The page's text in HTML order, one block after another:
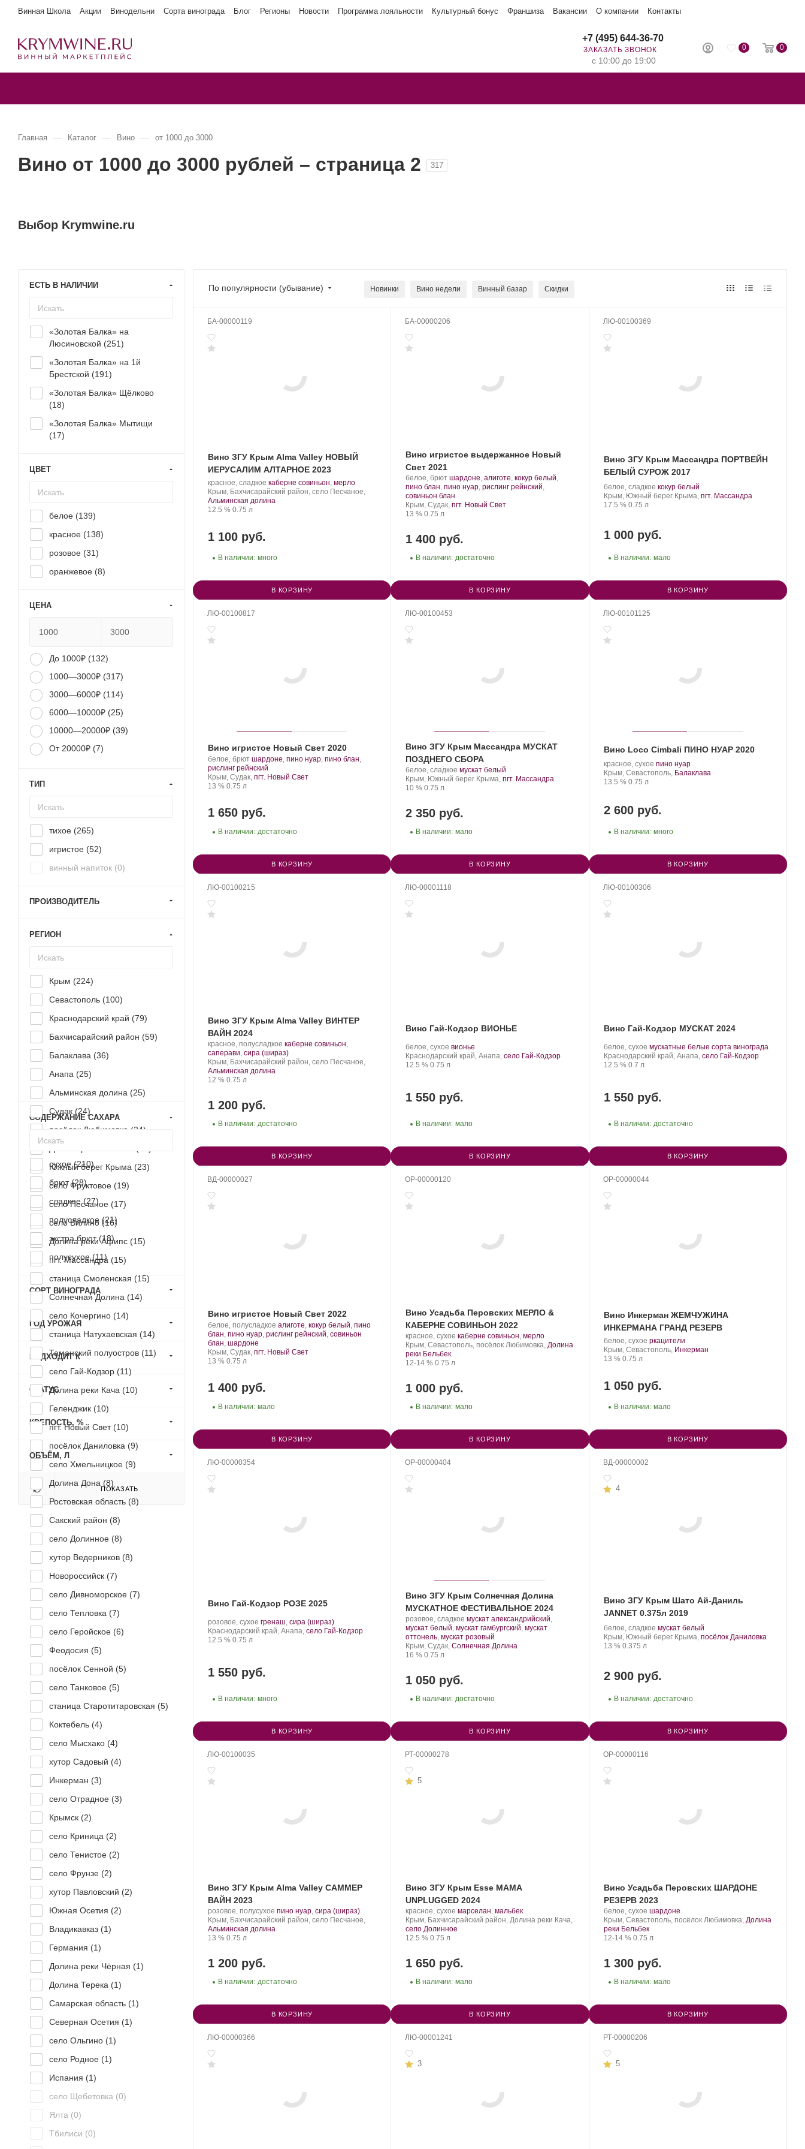
Винная Школа Акции Винодельни Сорта винограда Блог Регионы Новости Программа лояльности Культурный бонус Франшиза Вакансии О компании Контакты
0 0
+7 (495) 644-36-70
ЗАКАЗАТЬ ЗВОНОК
с 10:00 до 19:00
Главная — Каталог — Вино — от 1000 до 3000
Вино от 1000 до 3000 рублей – страница 2 317
Выбор Krymwine.ru
По популярности (убывание) Новинки Вино недели Винный базар Скидки
БА-00000119
Вино ЗГУ Крым Alma Valley НОВЫЙ
ИЕРУСАЛИМ АЛТАРНОЕ 2023
Производитель:
Alma
Valley.
красное, сладкое .
Сорт
винограда:
каберне совиньон мерло.
Регион:
Крым, Бахчисарайский район, село Песчаное,
Альминская долина
Крепость
12.5 %. Объем
0.75 л
1 100 руб.
В наличии: много
В КОРЗИНУ
БА-00000206
Вино игристое выдержанное Новый
Свет 2021
Производитель:
Новый
Свет.
белое, брют .
Сорт
винограда:
шардоне,алиготе,кокур белый,
пино блан,пино нуар,рислинг рейнский,
совиньон блан
Регион:
Крым, Судак,пгт. Новый Свет
Крепость
13 %. Объем
0.75 л
1 400 руб.
В наличии: достаточно
В КОРЗИНУ
ЛЮ-00100369
Вино ЗГУ Крым Массандра ПОРТВЕЙН
БЕЛЫЙ СУРОЖ 2017
Производитель:
Массандра.
белое, сладкое .
Сорт
кокур белый.
Регион:
Крым, Южный берег Крыма, пгт. Массандра
Крепость
17.5 %. Объем
0.75 л
1 000 руб.
В наличии: мало
В КОРЗИНУ
ЛЮ-00100817
Вино игристое Новый Свет 2020
Производитель:
Новый
Свет.
белое, брют .
Сорт
винограда:
шардоне, пино нуар, пино блан,
рислинг рейнский
Регион:
Крым, Судак, пгт. Новый Свет
Крепость
13 %. Объем
0.75 л
1 650 руб.
В наличии: достаточно
В КОРЗИНУ
ЛЮ-00100453
Вино ЗГУ Крым Массандра МУСКАТ
ПОЗДНЕГО СБОРА
Производитель:
Массандра.
белое, сладкое .
Сорт
мускат белый
Регион:
Крым, Южный берег Крыма,пгт. Массандра
Крепость
10 %. Объем
0.75 л
2 350 руб.
В наличии: мало
В КОРЗИНУ
ЛЮ-00101125
Вино Loco Cimbali ПИНО НУАР 2020
Производитель:
Loco
Cimbali
красное, сухое .
Сорт
пино нуар.
Регион:
Крым, Севастополь, Балаклава
Крепость
13.5 %. Объем
0.75 л
2 600 руб.
В наличии: много
В КОРЗИНУ
ЛЮ-00100215
Вино ЗГУ Крым Alma Valley ВИНТЕР
ВАЙН 2024
Производитель:
Alma
Valley.
красное, полусладкое .
Сорт
винограда:
каберне совиньон,
саперави, сира (шираз).
Регион:
Крым, Бахчисарайский район, село Песчаное,
Альминская долина
Крепость
12 %. Объем
0.75 л
1 200 руб.
В наличии: достаточно
В КОРЗИНУ
ЛЮ-00001118
Вино Гай-Кодзор ВИОНЬЕ
Производитель:
Гай-
Кодзор.
белое, сухое .
Сорт
вионье
Регион:
Краснодарский край, Анапа,село Гай-Кодзор
Крепость
12.5 %. Объем
0.75 л
1 550 руб.
В наличии: мало
В КОРЗИНУ
ЛЮ-00100306
Вино Гай-Кодзор МУСКАТ 2024
Производитель:
Гай-
Кодзор.
белое, сухое .
Сорт
мускатные белые сорта винограда.
Регион:
Краснодарский край, Анапа, село Гай-Кодзор
Крепость
12.5 %. Объем
0.7 л
1 550 руб.
В наличии: достаточно
В КОРЗИНУ
ВД-00000027
Вино игристое Новый Свет 2022
Производитель:
Новый
Свет.
белое, полусладкое .
Сорт
алиготе, кокур белый, пино
блан, пино нуар, рислинг рейнский, совиньон
блан, шардоне
Регион:
Крым, Судак, пгт. Новый Свет
Крепость
13 %. Объем
0.75 л
1 400 руб.
В наличии: мало
В КОРЗИНУ
OP-00000120
Вино Усадьба Перовских МЕРЛО &
КАБЕРНЕ СОВИНЬОН 2022
Производитель:
Усадьба
Перовских.
красное, сухое .
Сорт
каберне совиньон,мерло.
Регион:
Крым, Севастополь, посёлок Любимовка,Долина
реки Бельбек
Крепость
12-14 %. Объем
0.75 л
1 000 руб.
В наличии: мало
В КОРЗИНУ
OP-00000044
Вино Инкерман ЖЕМЧУЖИНА
ИНКЕРМАНА ГРАНД РЕЗЕРВ
Производитель:
Инкерман.
белое, сухое .
Сорт
ркацители.
Регион:
Крым, Севастополь, Инкерман
Крепость
13 %. Объем
0.75 л
1 050 руб.
В наличии: мало
В КОРЗИНУ
ЛЮ-00000354
Вино Гай-Кодзор РОЗЕ 2025
Производитель:
Гай-
Кодзор.
розовое, сухое .
Сорт
гренаш сира (шираз).
Регион:
Краснодарский край, Анапа, село Гай-Кодзор
Крепость
12.5 %. Объем
0.75 л
1 550 руб.
В наличии: много
В КОРЗИНУ
OP-00000404
Вино ЗГУ Крым Солнечная Долина
МУСКАТНОЕ ФЕСТИВАЛЬНОЕ 2024
Производитель:
Солнечная
Долина.
розовое, сладкое .
Сорт
винограда:
мускат александрийский,
мускат белый,мускат гамбургский,мускат
оттонель,мускат розовый
Регион:
Крым, Судак,Солнечная Долина
Крепость
16 %. Объем
0.75 л
1 050 руб.
В наличии: достаточно
В КОРЗИНУ
ВД-00000002
4
Вино ЗГУ Крым Шато Ай-Даниль
JANNET 0.375л 2019
Производитель:
Шато
Ай-
белое, сладкое .
Сорт
мускат белый.
Регион:
Крым, Южный берег Крыма, посёлок Даниловка
Крепость
13 %. Объем
0.375 л
2 900 руб.
В наличии: достаточно
В КОРЗИНУ
ЛЮ-00100035
Вино ЗГУ Крым Alma Valley САММЕР
ВАЙН 2023
Производитель:
Alma
Valley.
розовое, полусухое .
Сорт
пино нуар, сира (шираз).
Регион:
Крым, Бахчисарайский район, село Песчаное,
Альминская долина
Крепость
13 %. Объем
0.75 л
1 200 руб.
В наличии: достаточно
В КОРЗИНУ
РТ-00000278
5
Вино ЗГУ Крым Esse МАМА
UNPLUGGED 2024
Производитель:
Сатера/ESSE.
красное, сухое .
Сорт
марселан,мальбек.
Регион:
Крым, Бахчисарайский район, Долина реки Кача,
село Долинное
Крепость
12.5 %. Объем
0.75 л
1 650 руб.
В наличии: мало
В КОРЗИНУ
OP-00000116
Вино Усадьба Перовских ШАРДОНЕ
РЕЗЕРВ 2023
Производитель:
Усадьба
Перовских.
белое, сухое .
Сорт
винограда:
шардоне.
Регион:
Крым, Севастополь, посёлок Любимовка, Долина
реки Бельбек
Крепость
12-14 %. Объем
0.75 л
1 300 руб.
В наличии: мало
В КОРЗИНУ
ЛЮ-00000366 ЛЮ-00001241
3
РТ-00000206
5
ЕСТЬ В НАЛИЧИИ
«Золотая Балка» на
Люсиновской (251)
«Золотая Балка» на 1й
Брестской (191)
«Золотая Балка» Щёлково
(18)
«Золотая Балка» Мытищи
(17)
ЦВЕТ
белое (139)
красное (138)
розовое (31)
оранжевое (8)
ЦЕНА
До 1000₽ (132)
1000—3000₽ (317)
3000—6000₽ (114)
6000—10000₽ (25)
10000—20000₽ (39)
От 20000₽ (7)
ТИП
тихое (265)
игристое (52)
винный напиток (0)
ПРОИЗВОДИТЕЛЬ
РЕГИОН
Крым (224)
Севастополь (100)
Краснодарский край (79)
Бахчисарайский район (59)
Балаклава (36)
Анапа (25)
Альминская долина (25)
Судак (24)
посёлок Любимовка (24)
Южный берег Крыма (23)
село Фруктовое (19)
село Песчаное (17)
село Вилино (16)
Долина реки Афипс (15)
пгт. Массандра (15)
станица Смоленская (15)
Солнечная Долина (14)
село Кочергино (14)
станица Натухаевская (14)
Таманский полуостров (11)
село Гай-Кодзор (11)
Долина реки Кача (10)
Геленджик (10)
пгт. Новый Свет (10)
посёлок Даниловка (9)
село Хмельницкое (9)
Долина Дона (8)
Ростовская область (8)
Сакский район (8)
село Долинное (8)
хутор Ведерников (8)
Новороссийск (7)
село Дивноморское (7)
село Тепловка (7)
село Геройское (6)
Феодосия (5)
посёлок Сенной (5)
село Танковое (5)
станица Старотитаровская (5)
Коктебель (4)
село Мысхако (4)
хутор Садовый (4)
Инкерман (3)
село Отрадное (3)
Крымск (2)
село Криница (2)
село Тенистое (2)
село Фрунзе (2)
хутор Павловский (2)
Южная Осетия (2)
Владикавказ (1)
Германия (1)
Долина реки Чёрная (1)
Долина Терека (1)
Самарская область (1)
Северная Осетия (1)
село Ольгино (1)
село Родное (1)
Испания (1)
село Щебетовка (0)
Ялта (0)
Тбилиси (0)
СОДЕРЖАНИЕ САХАРА
сухое (210)
брют (28)
сладкое (27)
полусладкое (21)
экстра брют (18)
полусухое (11)
СОРТ ВИНОГРАДА
ГОД УРОЖАЯ
ПОДХОДИТ К
СТАТУС
КРЕПОСТЬ, %
ОБЪЁМ, Л
ПОКАЗАТЬ